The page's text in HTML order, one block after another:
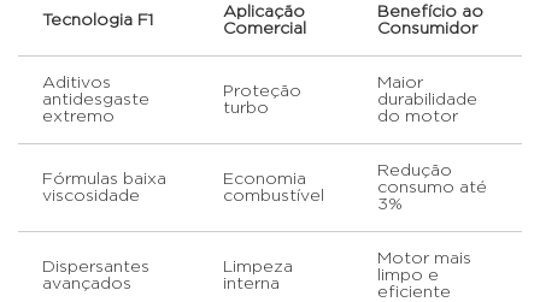
Tecnologia F1
Aplicação
Comercial
Benefício ao
Consumidor
Aditivos
antidesgaste
extremo
Proteção
turbo
Maior
durabilidade
do motor
Fórmulas baixa
viscosidade
Economia
combustível
Redução
consumo até
3%
Dispersantes
avançados
Limpeza
interna
Motor mais
limpo e
eficiente